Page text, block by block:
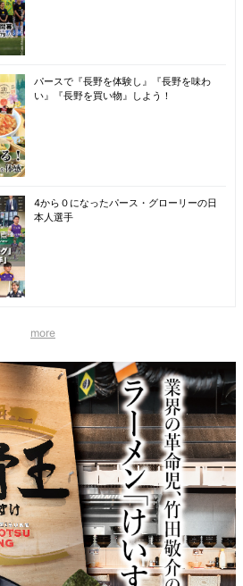
パースで『長野を体験し』『長野を味わ
い』『長野を買い物』しよう！
4から０になったパース・グローリーの日
本人選手
more